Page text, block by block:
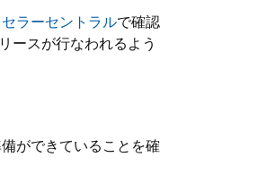
セラーセントラルで確認
ースが行なわれるよう
ができていることを確